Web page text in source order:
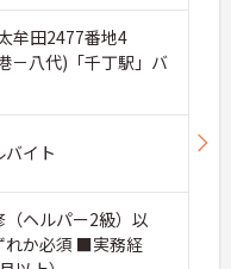
牟田2477番地4
－八代)「千丁駅」バ
イト
ヘルパー2級）以
れか必須 ■実務経